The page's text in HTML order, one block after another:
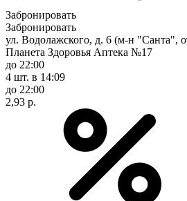
Забронировать
Забронировать
ул. Водолажского, д. 6 (м-н "Санта",
Планета Здоровья Аптека №17
до 22:00
4 шт. в 14:09
до 22:00
2,93 р.